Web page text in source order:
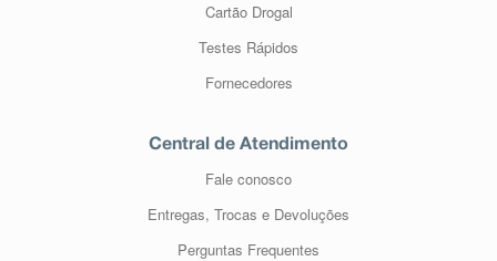
Cartão Drogal
Testes Rápidos
Fornecedores
Central de Atendimento
Fale conosco
Entregas, Trocas e Devoluções
Perguntas Frequentes